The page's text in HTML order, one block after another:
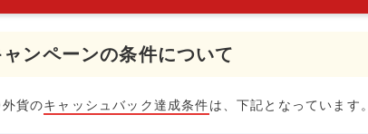
ャンペーンの条件について
貨のキャッシュバック達成条件は、下記となっています。